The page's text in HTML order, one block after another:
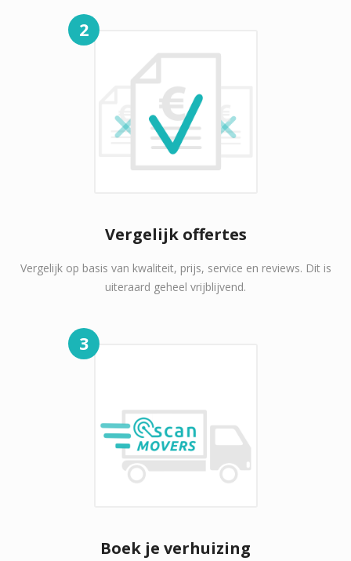
2
Vergelijk offertes
Vergelijk op basis van kwaliteit, prijs, service en reviews. Dit is
uiteraard geheel vrijblijvend.
3
Boek je verhuizing